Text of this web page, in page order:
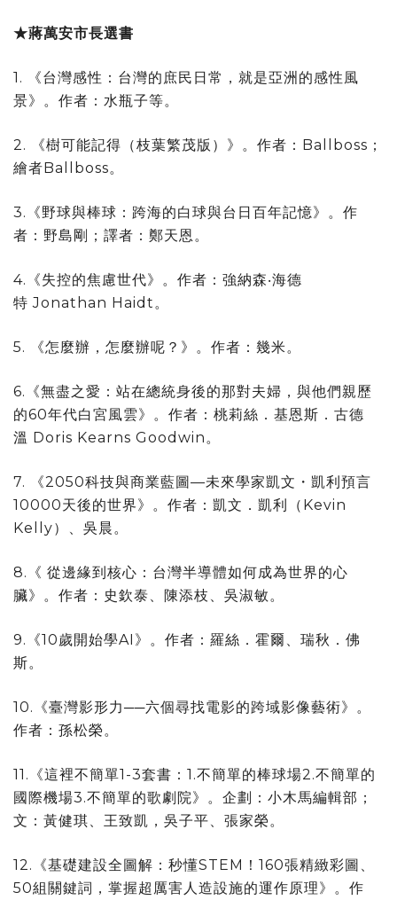
★蔣萬安市長選書
1. 《台灣感性：台灣的庶民日常，就是亞洲的感性風
景》。作者：水瓶子等。
2. 《樹可能記得（枝葉繁茂版）》。作者：Ballboss；
繪者Ballboss。
3.《野球與棒球：跨海的白球與台日百年記憶》。作
者：野島剛；譯者：鄭天恩。
4.《失控的焦慮世代》。作者：強納森‧海德
特 Jonathan Haidt。
5. 《怎麼辦，怎麼辦呢？》。作者：幾米。
6.《無盡之愛：站在總統身後的那對夫婦，與他們親歷
的60年代白宮風雲》。作者：桃莉絲．基恩斯．古德
溫 Doris Kearns Goodwin。
7. 《2050科技與商業藍圖—未來學家凱文・凱利預言
10000天後的世界》。作者：凱文．凱利（Kevin
Kelly）、吳晨。
8.《 從邊緣到核心：台灣半導體如何成為世界的心
臟》。作者：史欽泰、陳添枝、吳淑敏。
9.《10歲開始學AI》。作者：羅絲．霍爾、瑞秋．佛
斯。
10.《臺灣影形力──六個尋找電影的跨域影像藝術》。
作者：孫松榮。
11.《這裡不簡單1-3套書：1.不簡單的棒球場2.不簡單的
國際機場3.不簡單的歌劇院》。企劃：小木馬編輯部；
文：黃健琪、王致凱，吳子平、張家榮。
12.《基礎建設全圖解：秒懂STEM！160張精緻彩圖、
50組關鍵詞，掌握超厲害人造設施的運作原理》。作